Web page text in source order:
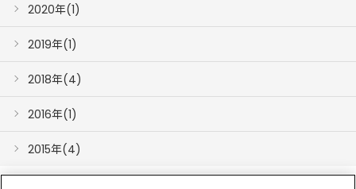
2020年(1)
2019年(1)
2018年(4)
2016年(1)
2015年(4)